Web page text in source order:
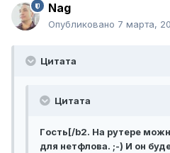
Nag
Опубликовано 7 марта,
Цитата
Цитата
Гoсть[/b2. На рутере
для нетфлова. ;-) И он